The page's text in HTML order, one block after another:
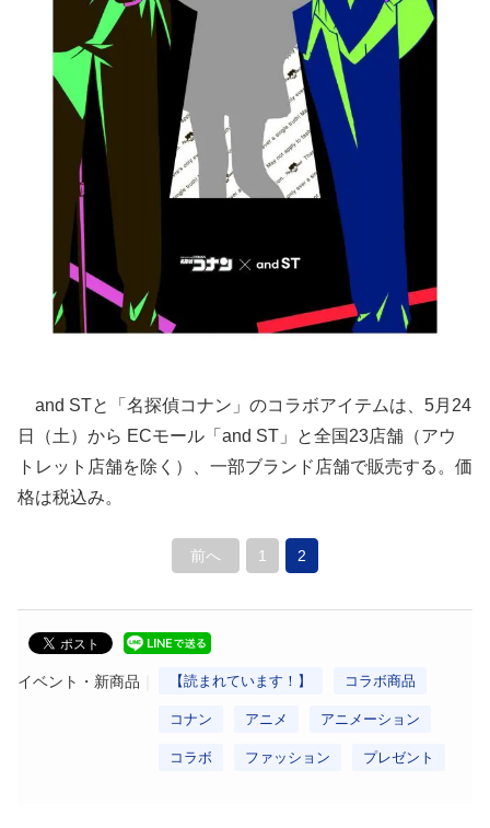
and STと「名探偵コナン」のコラボアイテムは、5月24
日（土）から ECモール「and ST」と全国23店舗（アウ
トレット店舗を除く）、一部ブランド店舗で販売する。価
格は税込み。
前へ 1 2
イベント・新商品 【読まれています！】 コラボ商品
コナン アニメ アニメーション
コラボ ファッション プレゼント